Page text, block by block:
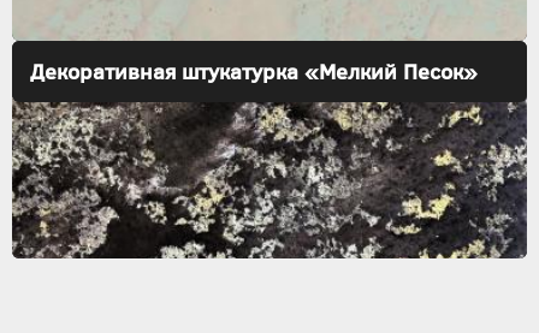
Декоративная штукатурка «Мелкий Песок»